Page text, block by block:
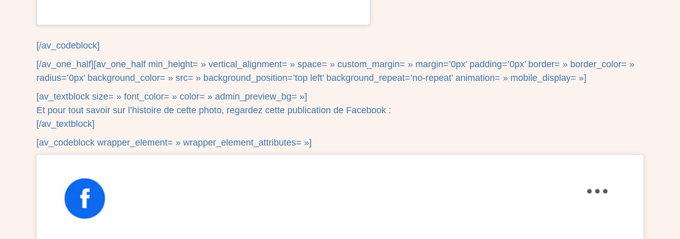
[/av_codeblock]
[/av_one_half][av_one_half min_height= » vertical_alignment= » space= » custom_margin= » margin=’0px’ padding=’0px’ border= » border_color= »
radius=’0px’ background_color= » src= » background_position=’top left’ background_repeat=’no-repeat’ animation= » mobile_display= »]
[av_textblock size= » font_color= » color= » admin_preview_bg= »]
Et pour tout savoir sur l’histoire de cette photo, regardez cette publication de Facebook :
[/av_textblock]
[av_codeblock wrapper_element= » wrapper_element_attributes= »]